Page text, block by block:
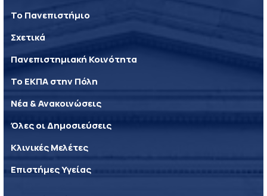
Το Πανεπιστήμιο
Σχετικά
Πανεπιστημιακή Κοινότητα
Το ΕΚΠΑ στην Πόλη
Νέα & Ανακοινώσεις
Όλες οι Δημοσιεύσεις
Κλινικές Μελέτες
Επιστήμες Υγείας